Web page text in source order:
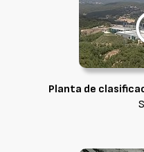
Planta de